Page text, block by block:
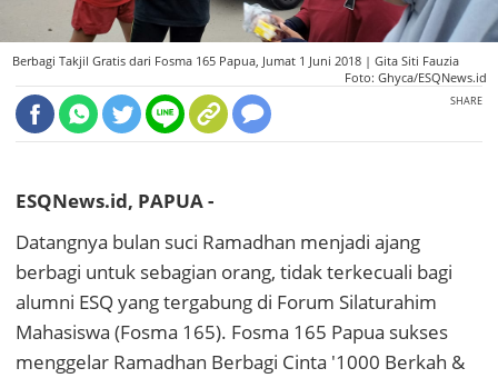
Berbagi Takjil Gratis dari Fosma 165 Papua, Jumat 1 Juni 2018 | Gita Siti Fauzia
Foto: Ghyca/ESQNews.id
SHARE
ESQNews.id, PAPUA -
Datangnya bulan suci Ramadhan menjadi ajang
berbagi untuk sebagian orang, tidak terkecuali bagi
alumni ESQ yang tergabung di Forum Silaturahim
Mahasiswa (Fosma 165). Fosma 165 Papua sukses
menggelar Ramadhan Berbagi Cinta '1000 Berkah &